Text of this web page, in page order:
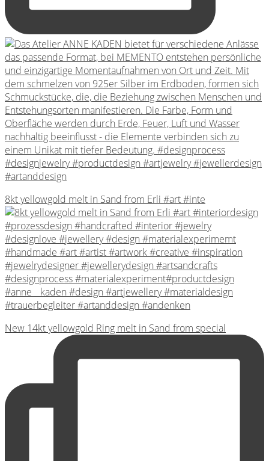
8kt yellowgold melt in Sand from Erli #art #inte
New 14kt yellowgold Ring melt in Sand from special